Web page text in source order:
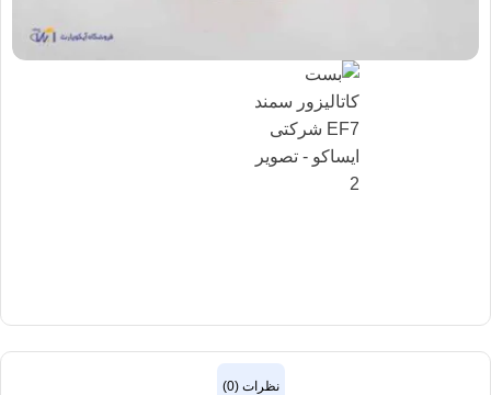
نظرات (0)